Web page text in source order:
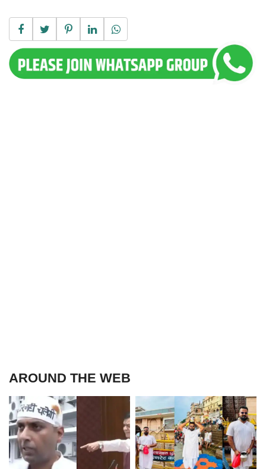
AROUND THE WEB